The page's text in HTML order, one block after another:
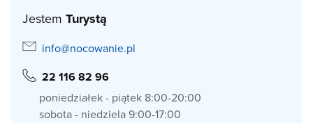
Jestem Turystą
info@nocowanie.pl
22 116 82 96
poniedziałek - piątek 8:00-20:00
sobota - niedziela 9:00-17:00